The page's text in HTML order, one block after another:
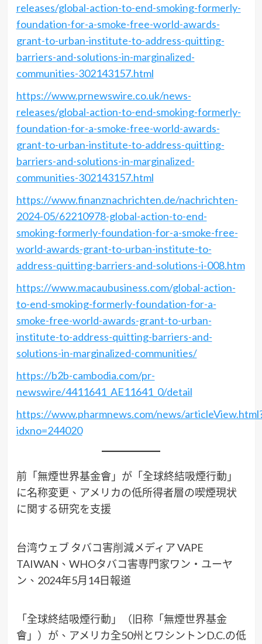
releases/global-action-to-end-smoking-formerly-
foundation-for-a-smoke-free-world-awards-
grant-to-urban-institute-to-address-quitting-
barriers-and-solutions-in-marginalized-
communities-302143157.html
https://www.prnewswire.co.uk/news-
releases/global-action-to-end-smoking-formerly-
foundation-for-a-smoke-free-world-awards-
grant-to-urban-institute-to-address-quitting-
barriers-and-solutions-in-marginalized-
communities-302143157.html
https://www.finanznachrichten.de/nachrichten-
2024-05/62210978-global-action-to-end-
smoking-formerly-foundation-for-a-smoke-free-
world-awards-grant-to-urban-institute-to-
address-quitting-barriers-and-solutions-i-008.htm
https://www.macaubusiness.com/global-action-
to-end-smoking-formerly-foundation-for-a-
smoke-free-world-awards-grant-to-urban-
institute-to-address-quitting-barriers-and-
solutions-in-marginalized-communities/
https://b2b-cambodia.com/pr-
newswire/4411641_AE11641_0/detail
https://www.pharmnews.com/news/
idxno=244020
前「無煙世界基金會」が「全球終結吸煙行動」
に名称変更、アメリカの低所得者層の喫煙現状
に関する研究を支援
台湾ウェブ タバコ害削減メディア VAPE
TAIWAN、WHOタバコ害専門家ワン・ユーヤ
ン、2024年5月14日報道
「全球終結吸煙行動」（旧称「無煙世界基金
會」）が、アメリカ全50州とワシントンD.C.の低